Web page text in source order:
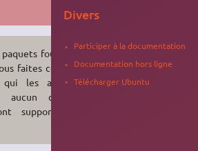
fournis sur
faites confiance
qui les a mis à
aucun cas ces
supportés par
Divers
Participer à la documentation
Documentation hors ligne
Télécharger Ubuntu